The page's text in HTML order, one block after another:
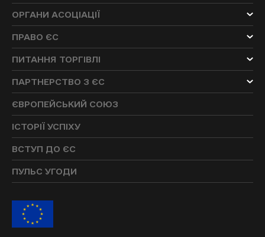
ОРГАНИ АСОЦІАЦІЇ
ПРАВО ЄС
ПИТАННЯ ТОРГІВЛІ
ПАРТНЕРСТВО З ЄС
ЄВРОПЕЙСЬКИЙ СОЮЗ
ІСТОРІЇ УСПІХУ
ВСТУП ДО ЄС
ПУЛЬС УГОДИ